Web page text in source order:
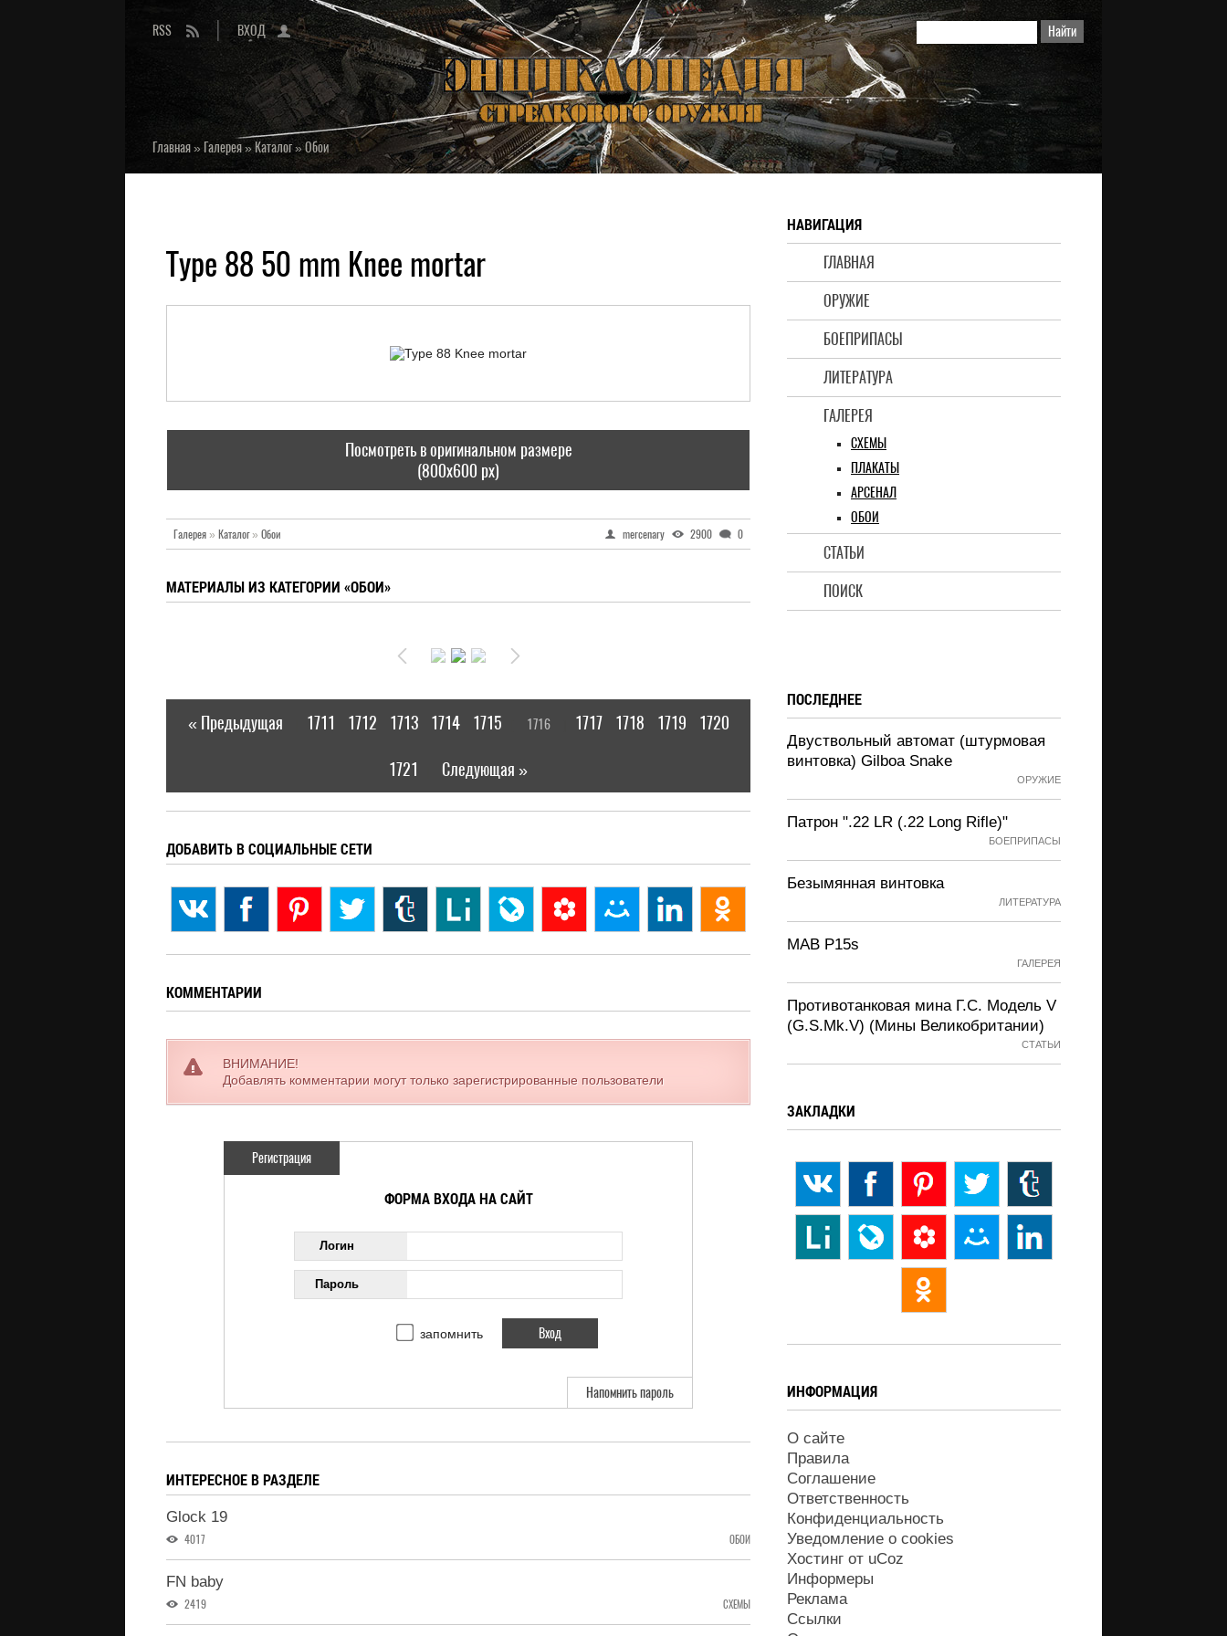
RSS ВХОД
Главная» Галерея»Каталог»Обои
НАВИГАЦИЯ
ГЛАВНАЯ
ОРУЖИЕ
БОЕПРИПАСЫ
ЛИТЕРАТУРА
ГАЛЕРЕЯ
СХЕМЫ
ПЛАКАТЫ
АРСЕНАЛ
ОБОИ
СТАТЬИ
ПОИСК
Type 88 50 mm Knee mortar
Посмотреть в оригинальном размере
(800x600 px)
Галерея» Каталог» Обои mercenary 2900 0
МАТЕРИАЛЫ ИЗ КАТЕГОРИИ «ОБОИ»
« Предыдущая 1711 1712 1713 1714 1715 1716 1717 1718 1719 1720
1721 Следующая »
ДОБАВИТЬ В СОЦИАЛЬНЫЕ СЕТИ
КОММЕНТАРИИ
ВНИМАНИЕ!
Добавлять комментарии могут только зарегистрированные пользователи
Регистрация
ФОРМА ВХОДА НА САЙТ
Логин
Пароль
запомнить
Напомнить пароль
ИНТЕРЕСНОЕ В РАЗДЕЛЕ
Glock 19
4017 ОБОИ
FN baby
2419 СХЕМЫ
ПОСЛЕДНЕЕ
Двуствольный автомат (штурмовая
винтовка) Gilboa Snake
ОРУЖИЕ
Патрон ".22 LR (.22 Long Rifle)"
БОЕПРИПАСЫ
Безымянная винтовка
ЛИТЕРАТУРА
MAB P15s
ГАЛЕРЕЯ
Противотанковая мина Г.С. Модель V
(G.S.Mk.V) (Мины Великобритании)
СТАТЬИ
ЗАКЛАДКИ
ИНФОРМАЦИЯ
О сайте
Правила
Соглашение
Ответственность
Конфиденциальность
Уведомление о cookies
Хостинг от uCoz
Информеры
Реклама
Ссылки